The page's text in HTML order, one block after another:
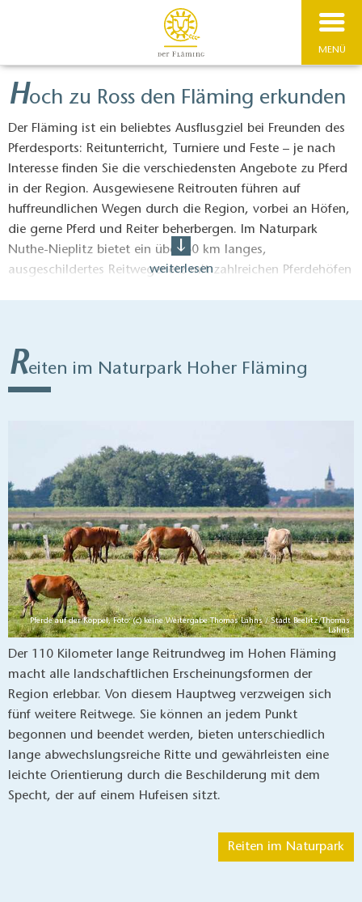
MENÜ
Hoch zu Ross den Fläming erkunden
Der Fläming ist ein beliebtes Ausflusgziel bei Freunden des
Pferdesports: Reitunterricht, Turniere und Feste – je nach
Interesse finden Sie die verschiedensten Angebote zu Pferd
in der Region. Ausgewiesene Reitrouten führen auf
huffreundlichen Wegen durch die Region, vorbei an Höfen,
die gerne Pferd und Reiter beherbergen. Im Naturpark
Nuthe-Nieplitz bietet ein über 60 km langes,
ausgeschildertes Reitwegenetz mit zahlreichen Pferdehöfen
ergänzenden Touren auf dem Pferderücken durch die
Natur. Weite Wälder, Wiesen, Burgen und Riesenfindlinge
lassen das Herz eines jeden Naturliebhabers höher
weiterlesen
Reiten im Naturpark Hoher Fläming
Pferde auf der Koppel, Foto: (c) keine Weitergabe Thomas Lähns / Stadt Beelitz/Thomas
Lähns
Der 110 Kilometer lange Reitrundweg im Hohen Fläming
macht alle landschaftlichen Erscheinungsformen der
Region erlebbar. Von diesem Hauptweg verzweigen sich
fünf weitere Reitwege. Sie können an jedem Punkt
begonnen und beendet werden, bieten unterschiedlich
lange abwechslungsreiche Ritte und gewährleisten eine
leichte Orientierung durch die Beschilderung mit dem
Specht, der auf einem Hufeisen sitzt.
Reiten im Naturpark